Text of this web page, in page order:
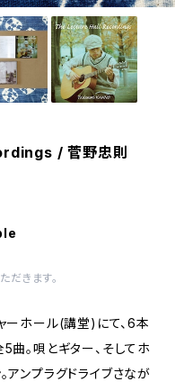
/ 菅野忠則
きます。
ーホール(講堂)にて、6本
。唄とギター、そしてホ
アンプラグドライブさなが